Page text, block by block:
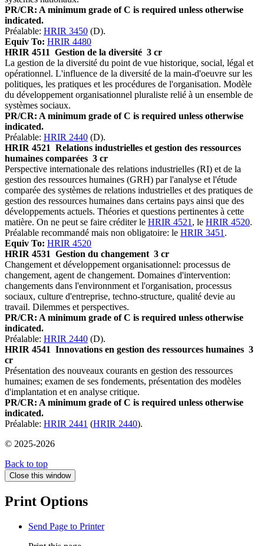
PR/CR: A minimum grade of C is required unless otherwise
indicated.
Préalable: HRIR 3450 (D).
Equiv To: HRIR 4480
HRIR 4511 Gestion de la diversité 3 cr
La gestion de la diversité du point de vue historique, social, légal et
opérationnel. L'influence de la diversité de la main-d'oeuvre sur les
politiques, les pratiques et les procédures de l'organisation. Modèle
du développement organisationnel pluraliste relié à un ensemble de
systèmes sociaux.
PR/CR: A minimum grade of C is required unless otherwise
indicated.
Préalable: HRIR 2440 (D).
HRIR 4521 Relations industrielles et gestion des ressources
humaines comparées 3 cr
Perspective internationale des relations industrielles (RI) et de la
gestion des ressources humaines (GRH) par l'analyse et l'étude
comparée des systèmes de relations industrielles et des pratiques de
gestion des ressources humaines dans certains pays ainsi que des
développements actuels. Théories et questions pertinentes à cette
matière. On ne peut se faire créditer le HRIR 4521, le HRIR 4520.
Préalable recommandé mais non obligatoire: le HRIR 3451.
Equiv To: HRIR 4520
HRIR 4531 Gestion du changement 3 cr
Changement et développement organisationnel: processus de
changement, agent de changement. Domaines d'intervention:
changements dans l'environnment et l'organisation, processus
sociaux, culture d'entreprise, techno-structure, qualité devie au
travail. Dilemmes et perspectives.
PR/CR: A minimum grade of C is required unless otherwise
indicated.
Préalable: HRIR 2440 (D).
HRIR 4541 Innovations en gestion des ressources humaines 3
cr
Présentation des nouveaux courants en gestion des ressources
humaines; examen de ses fondements, présentation des modèles
d'implantation et en analyse critique.
PR/CR: A minimum grade of C is required unless otherwise
indicated.
Préalable: HRIR 2441 (HRIR 2440).
© 2025-2026
Back to top
Close this window
Print Options
Send Page to Printer